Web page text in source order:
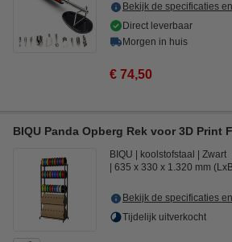
Bekijk de specificaties
Direct leverbaar
Morgen in huis
€ 74,50
BIQU Panda Opberg Rek voor 3D Print
BIQU koolstofstaal
Zwart
635 x 330 x 1.320 mm
Bekijk de specificaties
Tijdelijk uitverkocht